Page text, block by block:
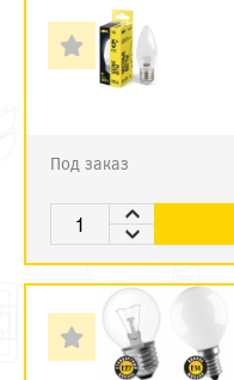
Под заказ